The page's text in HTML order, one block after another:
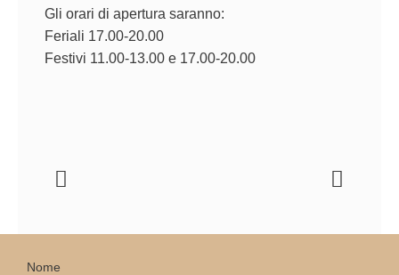
Gli orari di apertura saranno:
Feriali 17.00-20.00
Festivi 11.00-13.00 e 17.00-20.00
Nome